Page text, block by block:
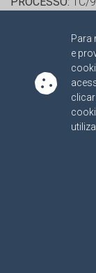
Para
e
clicar
PROTOCOLO:
ADVOGADO(S):
TC/